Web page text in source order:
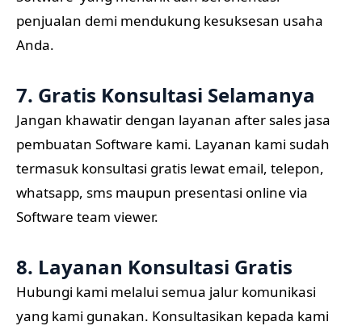
penjualan demi mendukung kesuksesan usaha
Anda.
7. Gratis Konsultasi Selamanya
Jangan khawatir dengan layanan after sales jasa
pembuatan Software kami. Layanan kami sudah
termasuk konsultasi gratis lewat email, telepon,
whatsapp, sms maupun presentasi online via
Software team viewer.
8. Layanan Konsultasi Gratis
Hubungi kami melalui semua jalur komunikasi
yang kami gunakan. Konsultasikan kepada kami